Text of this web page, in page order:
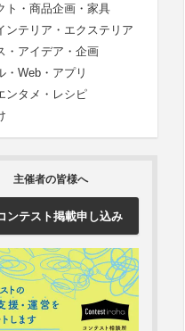
ト・商品企画・家具
ンテリア・エクステリア
・アイデア・企画
・Web・アプリ
ンタメ・レシピ
主催者の皆様へ
ンテスト掲載申し込み